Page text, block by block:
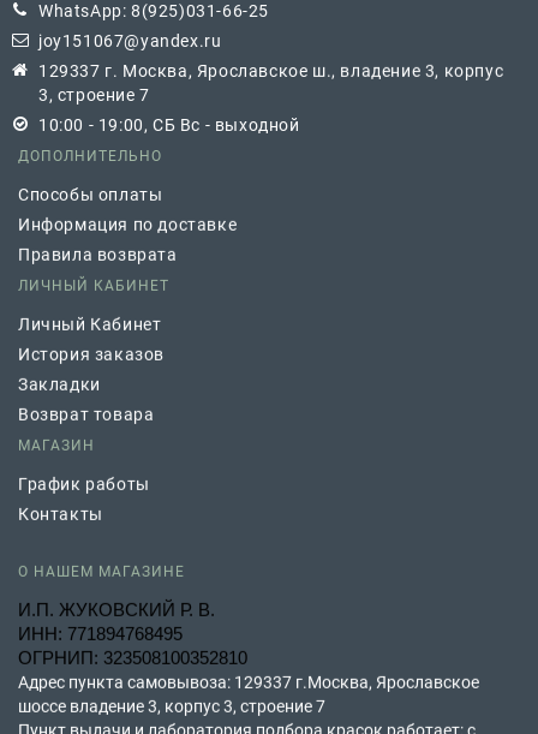
WhatsApp: 8(925)031-66-25
joy151067@yandex.ru
129337 г. Москва, Ярославское ш., владение 3, корпус
3, строение 7
10:00 - 19:00, СБ Вс - выходной
ДОПОЛНИТЕЛЬНО
Способы оплаты
Информация по доставке
Правила возврата
ЛИЧНЫЙ КАБИНЕТ
Личный Кабинет
История заказов
Закладки
Возврат товара
МАГАЗИН
График работы
Контакты
О НАШЕМ МАГАЗИНЕ
И.П. ЖУКОВСКИЙ Р. В.
ИНН: 771894768495
ОГРНИП: 323508100352810
Адрес пункта самовывоза: 129337 г.Москва, Ярославское
шоссе владение 3, корпус 3, строение 7